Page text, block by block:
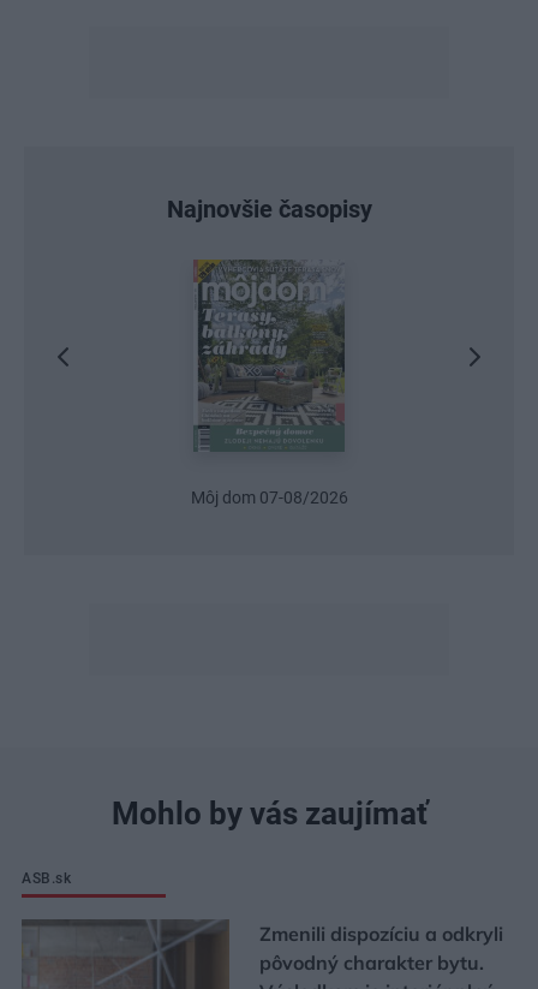
Najnovšie časopisy
Urob si sám 6/2026
Mohlo by vás zaujímať
ASB.sk
Zmenili dispozíciu a odkryli
pôvodný charakter bytu.